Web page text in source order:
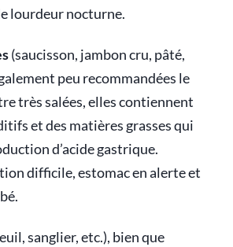
lourdeur nocturne.
(saucisson, jambon cru, pâté,
peu recommandées le
très salées, elles contiennent
et des matières grasses qui
d’acide gastrique.
difficile, estomac en alerte et
sanglier, etc.), bien que